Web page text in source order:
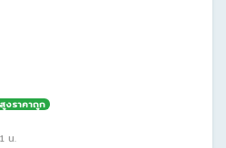
งราคาถูก
น.